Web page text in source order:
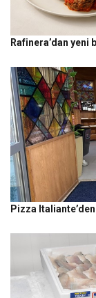
Rafinera’dan yeni
Pizza